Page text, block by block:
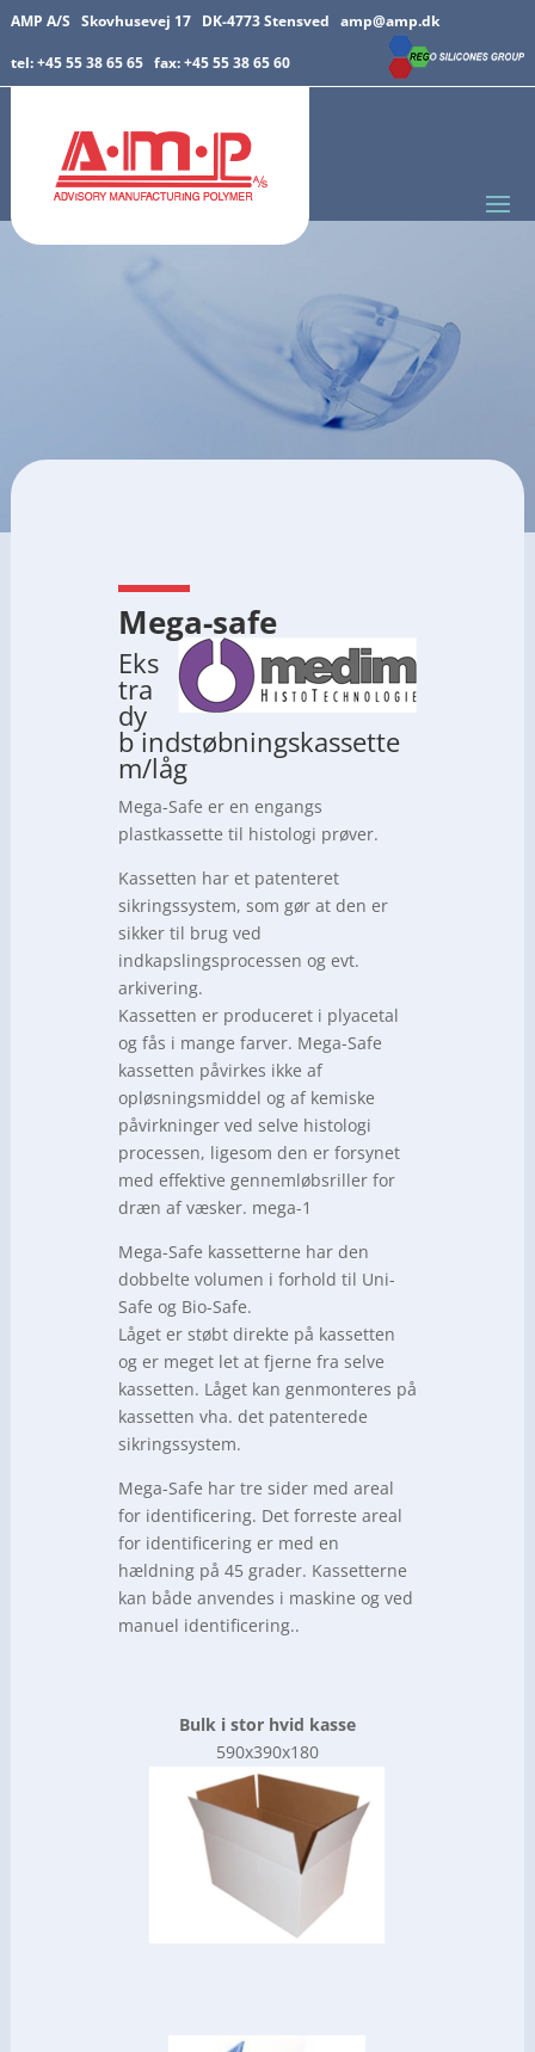
AMP A/S Skovhusevej 17 DK-4773 Stensved amp@amp.dk
tel: +45 55 38 65 65 fax: +45 55 38 65 60
Mega-safe
Eks
tra
dy
b indstøbningskassette
m/låg
Mega-Safe er en engangs
plastkassette til histologi prøver.
Kassetten har et patenteret
sikringssystem, som gør at den er
sikker til brug ved
indkapslingsprocessen og evt.
arkivering.
Kassetten er produceret i plyacetal
og fås i mange farver. Mega-Safe
kassetten påvirkes ikke af
opløsningsmiddel og af kemiske
påvirkninger ved selve histologi
processen, ligesom den er forsynet
med effektive gennemløbsriller for
dræn af væsker. mega-1
Mega-Safe kassetterne har den
dobbelte volumen i forhold til Uni-
Safe og Bio-Safe.
Låget er støbt direkte på kassetten
og er meget let at fjerne fra selve
kassetten. Låget kan genmonteres på
kassetten vha. det patenterede
sikringssystem.
Mega-Safe har tre sider med areal
for identificering. Det forreste areal
for identificering er med en
hældning på 45 grader. Kassetterne
kan både anvendes i maskine og ved
manuel identificering..
Bulk i stor hvid kasse
590x390x180